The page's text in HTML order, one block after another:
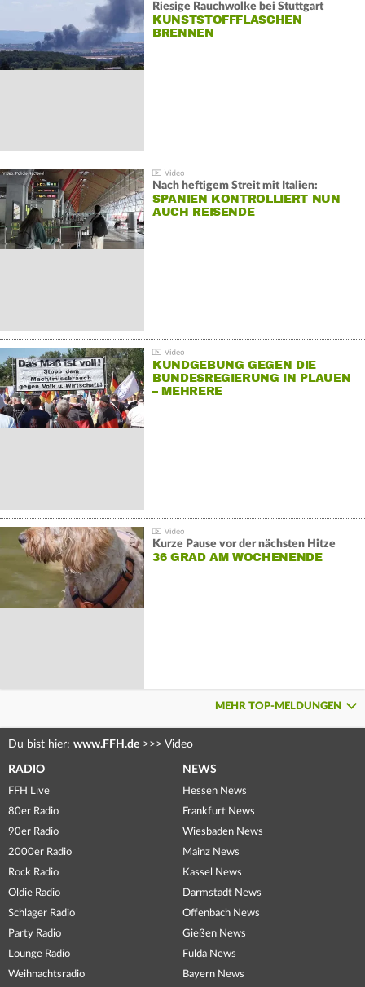
Riesige Rauchwolke bei Stuttgart
KUNSTSTOFFFLASCHEN
BRENNEN
Nach heftigem Streit mit Italien:
SPANIEN KONTROLLIERT NUN
AUCH REISENDE
KUNDGEBUNG GEGEN DIE
BUNDESREGIERUNG IN PLAUEN
– MEHRERE
Kurze Pause vor der nächsten Hitze
36 GRAD AM WOCHENENDE
MEHR TOP-MELDUNGEN
Du bist hier: www.FFH.de >>> Video
RADIO
FFH Live
80er Radio
90er Radio
2000er Radio
Rock Radio
Oldie Radio
Schlager Radio
Party Radio
Lounge Radio
Weihnachtsradio
NEWS
Hessen News
Frankfurt News
Wiesbaden News
Mainz News
Kassel News
Darmstadt News
Offenbach News
Gießen News
Fulda News
Bayern News